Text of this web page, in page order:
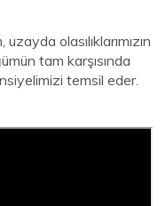
olasılıklarımızın
tam karşısında
temsil eder.